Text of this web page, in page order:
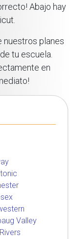
Abajo hay
nuestros planes
tu escuela.
en
Valley